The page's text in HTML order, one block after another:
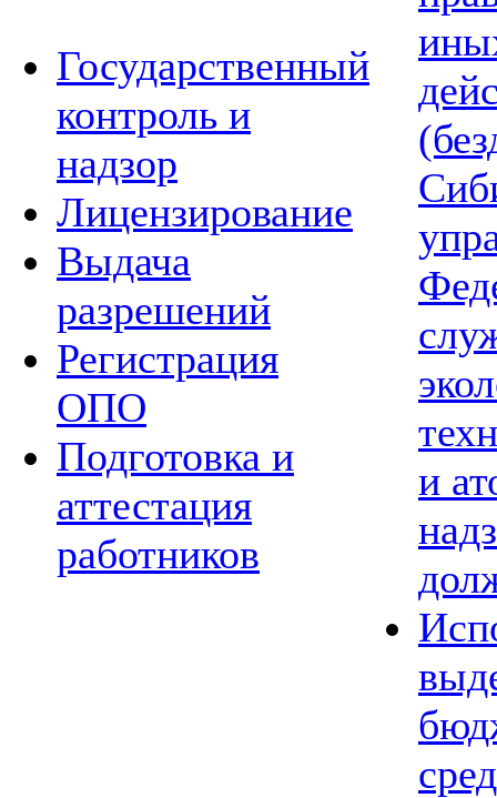
Государственный
контроль и
надзор
Лицензирование
Выдача
разрешений
Регистрация
ОПО
Подготовка и
аттестация
работников
и